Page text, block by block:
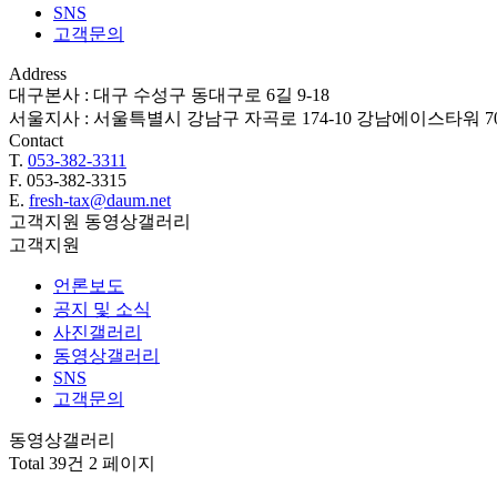
SNS
고객문의
Address
대구본사 : 대구 수성구 동대구로 6길 9-18
서울지사 : 서울특별시 강남구 자곡로 174-10 강남에이스타워
Contact
T. 053-382-3311
F. 053-382-3315
E. fresh-tax@daum.net
고객지원 동영상갤러리
고객지원
언론보도
공지 및 소식
사진갤러리
동영상갤러리
SNS
고객문의
동영상갤러리
Total 39건 2 페이지